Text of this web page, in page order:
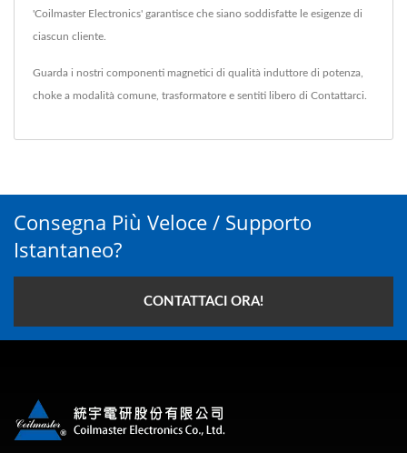
'Coilmaster Electronics' garantisce che siano soddisfatte le esigenze di
ciascun cliente.
Guarda i nostri componenti magnetici di qualità induttore di potenza
choke a modalità comune trasformatore e sentiti libero di Contattarci
Consegna Più Veloce / Supporto
Istantaneo?
CONTATTACI ORA!